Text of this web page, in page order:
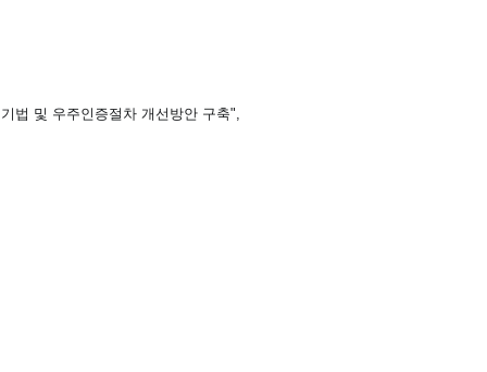
법 및 우주인증절차 개선방안 구축",